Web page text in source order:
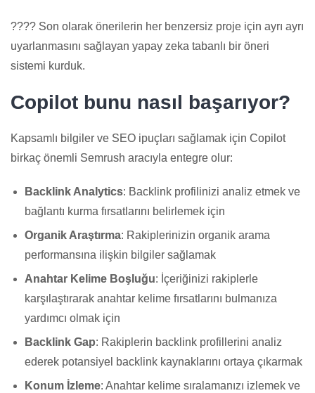
???? Son olarak önerilerin her benzersiz proje için ayrı ayrı
uyarlanmasını sağlayan yapay zeka tabanlı bir öneri
sistemi kurduk.
Copilot bunu nasıl başarıyor?
Kapsamlı bilgiler ve SEO ipuçları sağlamak için Copilot
birkaç önemli Semrush aracıyla entegre olur:
Backlink Analytics: Backlink profilinizi analiz etmek ve
bağlantı kurma fırsatlarını belirlemek için
Organik Araştırma: Rakiplerinizin organik arama
performansına ilişkin bilgiler sağlamak
Anahtar Kelime Boşluğu: İçeriğinizi rakiplerle
karşılaştırarak anahtar kelime fırsatlarını bulmanıza
yardımcı olmak için
Backlink Gap: Rakiplerin backlink profillerini analiz
ederek potansiyel backlink kaynaklarını ortaya çıkarmak
Konum İzleme: Anahtar kelime sıralamanızı izlemek ve